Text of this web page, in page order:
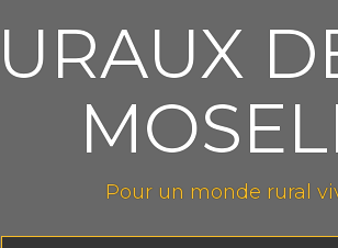
Pour un monde rural